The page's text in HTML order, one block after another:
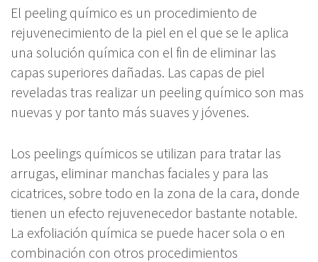
El peeling químico es un procedimiento de
rejuvenecimiento de la piel en el que se le aplica
una solución química con el fin de eliminar las
capas superiores dañadas. Las capas de piel
reveladas tras realizar un peeling químico son mas
nuevas y por tanto más suaves y jóvenes.
Los peelings químicos se utilizan para tratar las
arrugas, eliminar manchas faciales y para las
cicatrices, sobre todo en la zona de la cara, donde
tienen un efecto rejuvenecedor bastante notable.
La exfoliación química se puede hacer sola o en
combinación con otros procedimientos